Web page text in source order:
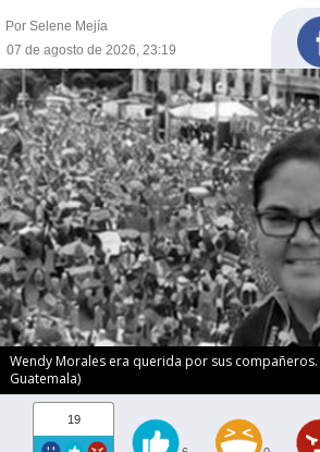
Por Selene Mejía
07 de agosto de 2026, 23:19
Wendy Morales era querida por sus
Guatemala)
19